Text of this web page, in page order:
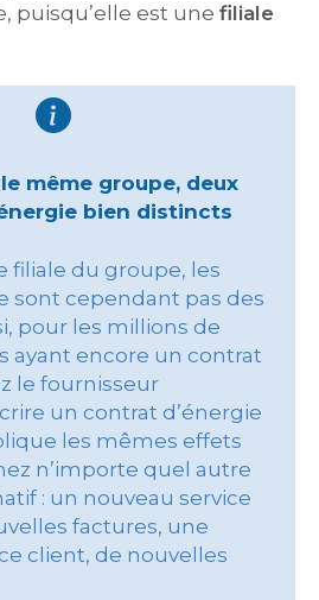
puisqu’elle est une filiale
même groupe, deux
bien distincts
filiale du groupe, les
sont cependant pas des
pour les millions de
ayant encore un contrat
le fournisseur
un contrat d’énergie
les mêmes effets
n’importe quel autre
: un nouveau service
factures, une
client, de nouvelles